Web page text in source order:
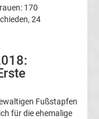
170
24
Fußstapfen
für die ehemalige